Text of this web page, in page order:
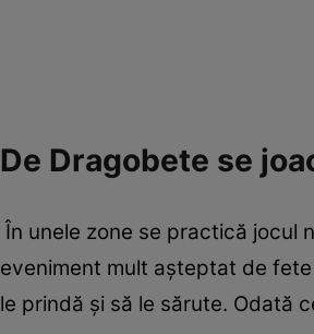
De Dragobete se
În unele zone se practică jocul
eveniment mult așteptat de
le prindă și să le sărute. Odată